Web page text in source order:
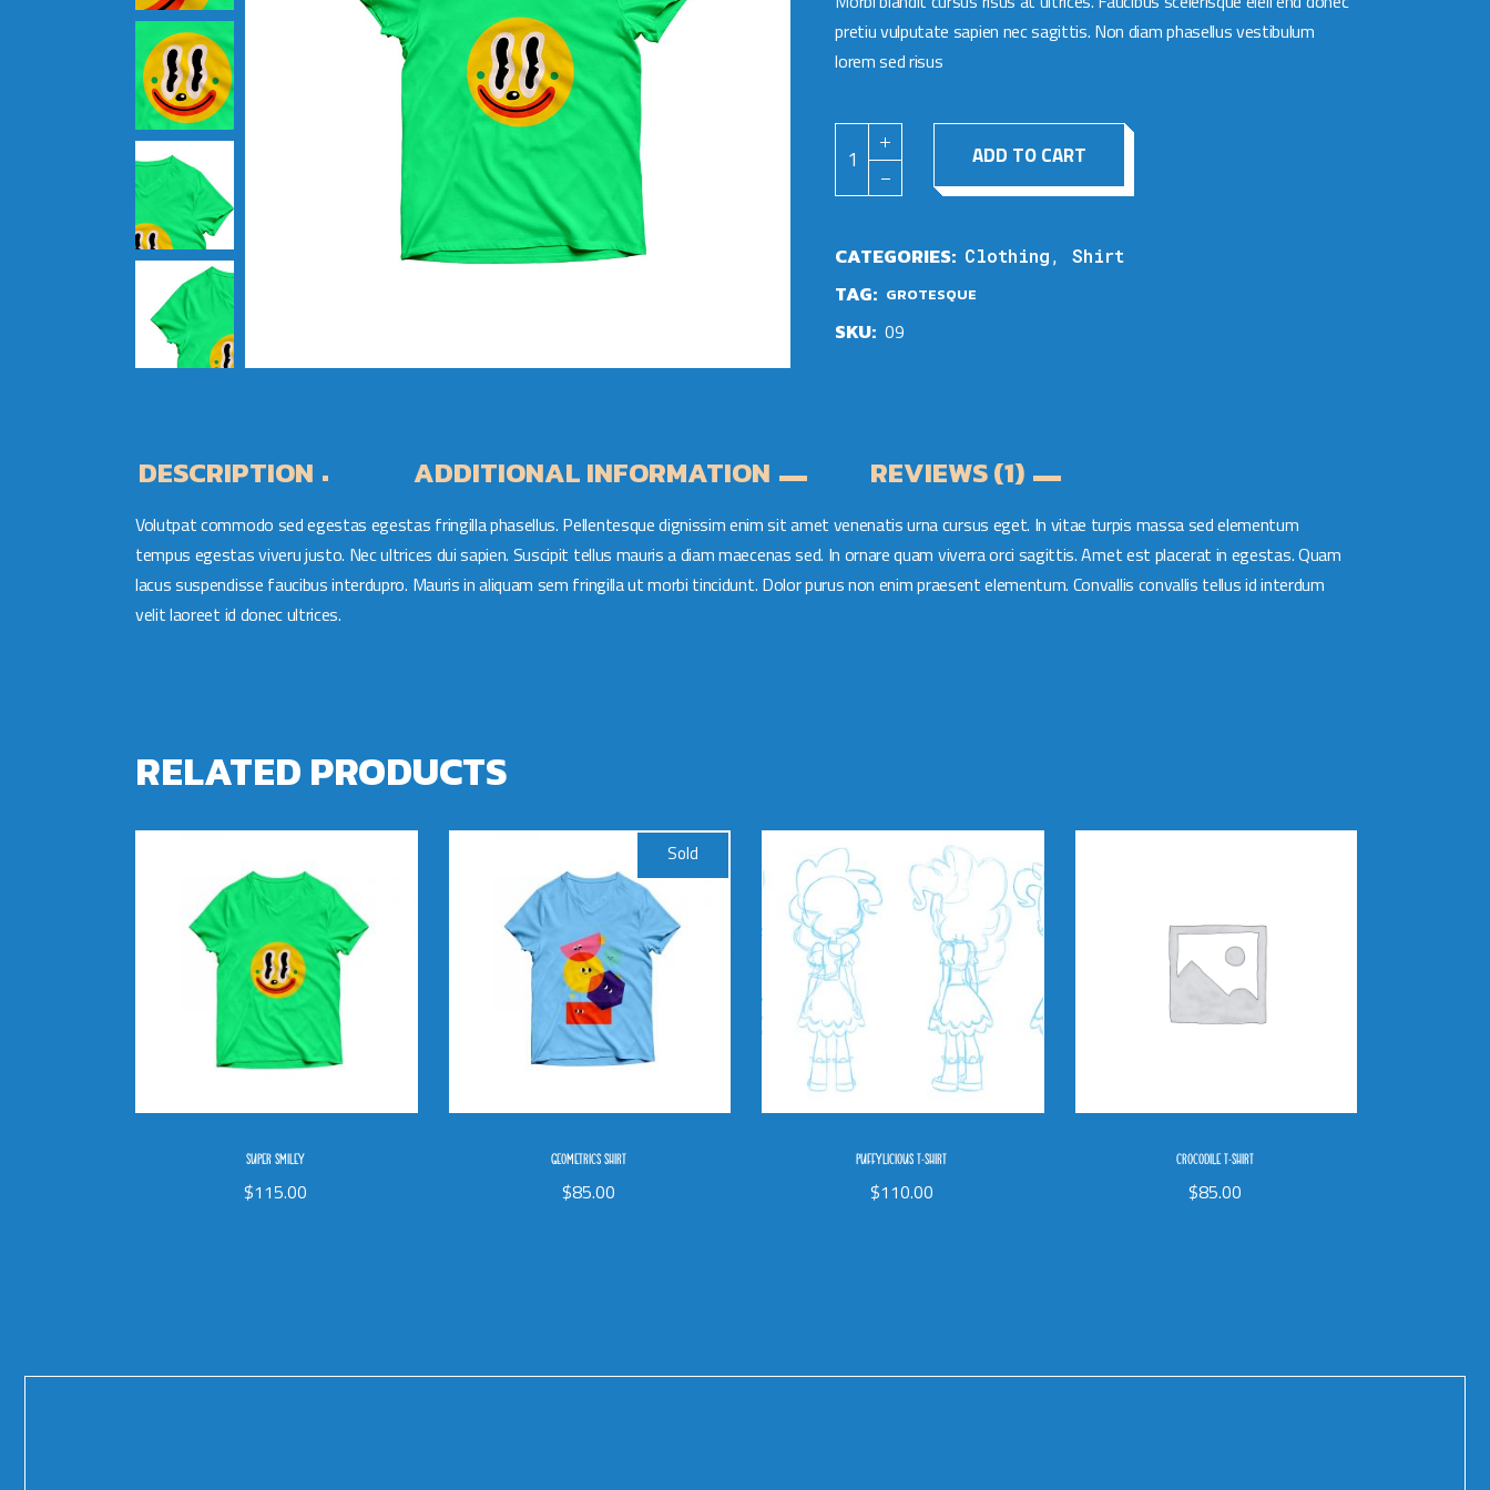
pretiu vulputate sapien nec sagittis. Non diam phasellus vestibulum
lorem sed risus
Keep on smilin' quantity
ADD TO CART
CATEGORIES: Clothing,Shirt
TAG: GROTESQUE
SKU: 09
DESCRIPTION ADDITIONAL INFORMATION REVIEWS (1)
Volutpat commodo sed egestas egestas fringilla phasellus. Pellentesque dignissim enim sit amet venenatis urna cursus eget. In vitae turpis massa sed elementum
tempus egestas viveru justo. Nec ultrices dui sapien. Suscipit tellus mauris a diam maecenas sed. In ornare quam viverra orci sagittis. Amet est placerat in egestas. Quam
lacus suspendisse faucibus interdupro. Mauris in aliquam sem fringilla ut morbi tincidunt. Dolor purus non enim praesent elementum. Convallis convallis tellus id interdum
velit laoreet id donec ultrices.
RELATED PRODUCTS
SUPER SMILEY
$115.00
Sold
GEOMETRICS SHIRT
$85.00
PUFFYLICIOUS T-SHIRT
$110.00
CROCODILE T-SHIRT
$85.00